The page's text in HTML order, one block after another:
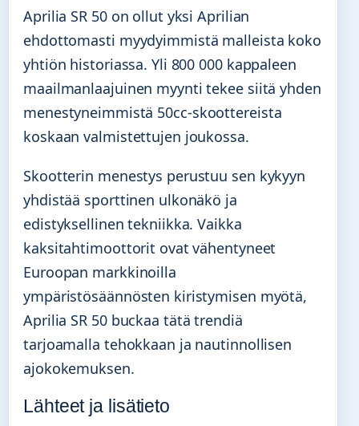
Aprilia SR 50 on ollut yksi Aprilian
ehdottomasti myydyimmistä malleista koko
yhtiön historiassa. Yli 800 000 kappaleen
maailmanlaajuinen myynti tekee siitä yhden
menestyneimmistä 50cc-skoottereista
koskaan valmistettujen joukossa.
Skootterin menestys perustuu sen kykyyn
yhdistää sporttinen ulkonäkö ja
edistyksellinen tekniikka. Vaikka
kaksitahtimoottorit ovat vähentyneet
Euroopan markkinoilla
ympäristösäännösten kiristymisen myötä,
Aprilia SR 50 buckaa tätä trendiä
tarjoamalla tehokkaan ja nautinnollisen
ajokokemuksen.
Lähteet ja lisätieto